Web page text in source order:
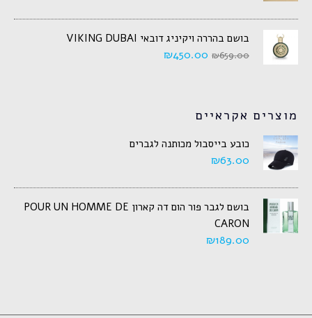
בושם בהררה ויקיניג דובאי VIKING DUBAI
₪659.00
₪450.00
מוצרים אקראיים
כובע בייסבול מכותנה לגברים
₪63.00
בושם לגבר פור הום דה קארון POUR UN HOMME DE
CARON
₪189.00